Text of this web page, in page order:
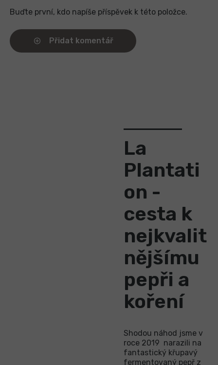
Buďte první, kdo napíše příspěvek k této položce.
Přidat komentář
La
Plantati
on -
cesta k
nejkvalit
nějšímu
pepři a
koření
Shodou náhod jsme v
roce 2019 narazili na
fantastický křupavý
fermentovaný pepř z